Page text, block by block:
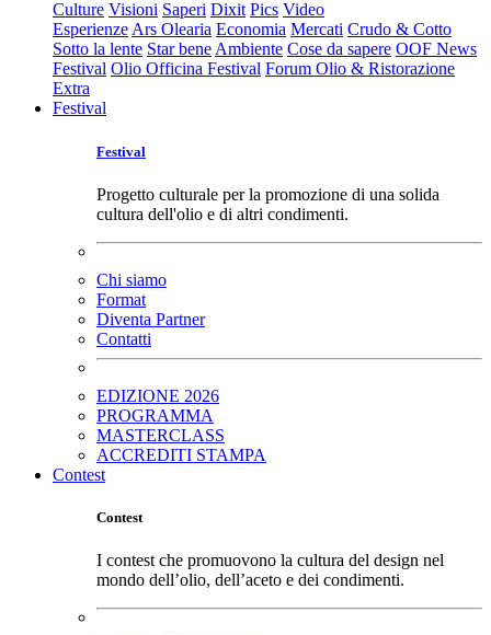
Culture Visioni Saperi Dixit Pics Video
Esperienze Ars Olearia Economia Mercati Crudo & Cotto
Sotto la lente Star bene Ambiente Cose da sapere OOF News
Festival Olio Officina Festival Forum Olio & Ristorazione
Extra
Festival
Festival
Progetto culturale per la promozione di una solida
cultura dell'olio e di altri condimenti.
Chi siamo
Format
Diventa Partner
Contatti
EDIZIONE 2026
PROGRAMMA
MASTERCLASS
ACCREDITI STAMPA
Contest
Contest
I contest che promuovono la cultura del design nel
mondo dell’olio, dell’aceto e dei condimenti.